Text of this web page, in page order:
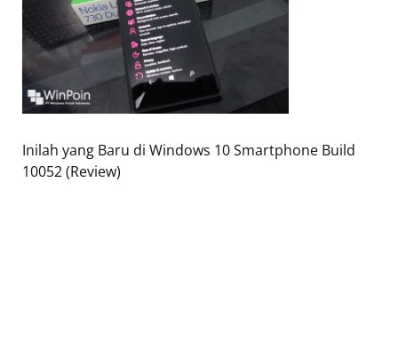
Inilah yang Baru di Windows 10 Smartphone Build
10052 (Review)